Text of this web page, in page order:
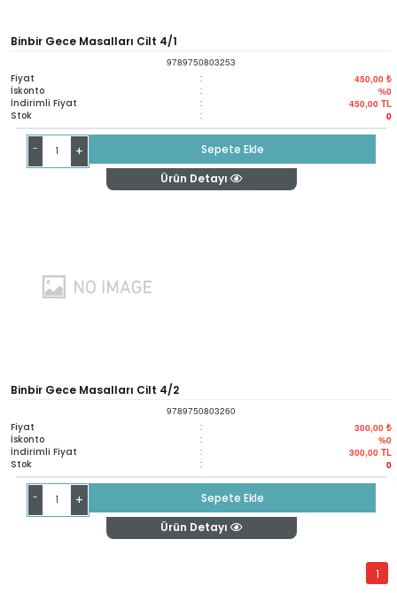
Binbir Gece Masalları Cilt 4/1
9789750803253
Fiyat : 450,00 ₺
İskonto : %0
İndirimli Fiyat : 450,00 TL
Stok : 0
- +
Sepete Ekle
Ürün Detayı
Binbir Gece Masalları Cilt 4/2
9789750803260
Fiyat : 300,00 ₺
İskonto : %0
İndirimli Fiyat : 300,00 TL
Stok : 0
- +
Sepete Ekle
Ürün Detayı
1